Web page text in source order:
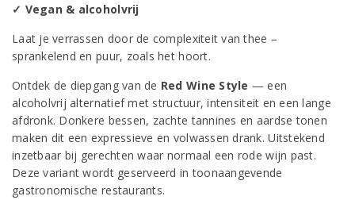
✓ Vegan & alcoholvrij
Laat je verrassen door de complexiteit van thee –
sprankelend en puur, zoals het hoort.
Ontdek de diepgang van de Red Wine Style — een
alcoholvrij alternatief met structuur, intensiteit en een lange
afdronk. Donkere bessen, zachte tannines en aardse tonen
maken dit een expressieve en volwassen drank. Uitstekend
inzetbaar bij gerechten waar normaal een rode wijn past.
Deze variant wordt geserveerd in toonaangevende
gastronomische restaurants.